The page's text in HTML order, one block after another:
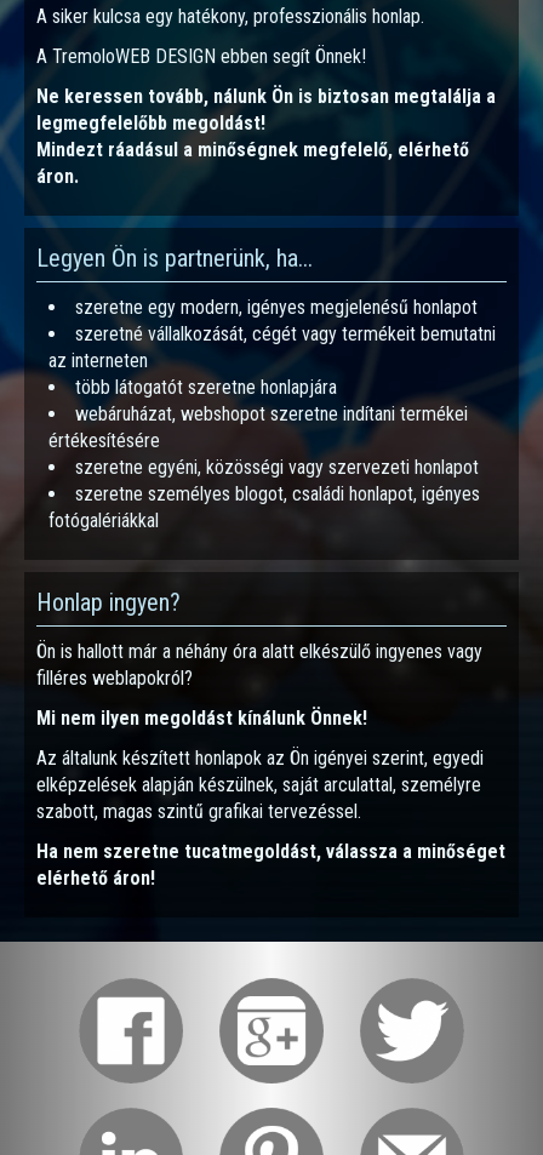
A siker kulcsa egy hatékony, professzionális honlap.
A TremoloWEB DESIGN ebben segít Önnek!
Ne keressen tovább, nálunk Ön is biztosan megtalálja a
legmegfelelőbb megoldást!
Mindezt ráadásul a minőségnek megfelelő, elérhető
áron.
Legyen Ön is partnerünk, ha...
szeretne egy modern, igényes megjelenésű honlapot
szeretné vállalkozását, cégét vagy termékeit bemutatni
az interneten
több látogatót szeretne honlapjára
webáruházat, webshopot szeretne indítani termékei
értékesítésére
szeretne egyéni, közösségi vagy szervezeti honlapot
szeretne személyes blogot, családi honlapot, igényes
fotógalériákkal
Honlap ingyen?
Ön is hallott már a néhány óra alatt elkészülő ingyenes vagy
filléres weblapokról?
Mi nem ilyen megoldást kínálunk Önnek!
Az általunk készített honlapok az Ön igényei szerint, egyedi
elképzelések alapján készülnek, saját arculattal, személyre
szabott, magas szintű grafikai tervezéssel.
Ha nem szeretne tucatmegoldást, válassza a minőséget
elérhető áron!